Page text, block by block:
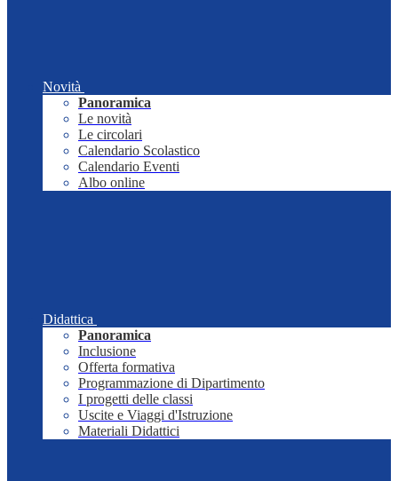
Novità
Panoramica
Le novità
Le circolari
Calendario Scolastico
Calendario Eventi
Albo online
Didattica
Panoramica
Inclusione
Offerta formativa
Programmazione di Dipartimento
I progetti delle classi
Uscite e Viaggi d'Istruzione
Materiali Didattici